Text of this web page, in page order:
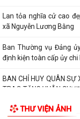
Lan tỏa nghĩa cử cao
xã Nguyễn Lương Bằng
Ban Thường vụ Đảng
định kiện toàn cấp ủy chi
BAN CHỈ HUY QUÂN SỰ
TRAO TẶNG HUÂN
THƯ VIỆN ẢNH